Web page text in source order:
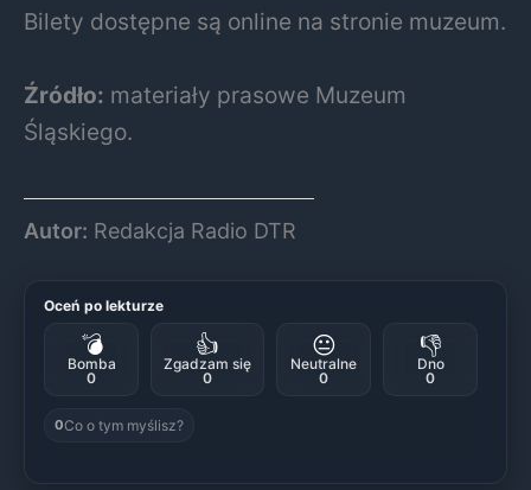
Bilety dostępne są online na stronie muzeum.
Źródło: materiały prasowe Muzeum
Śląskiego.
Autor: Redakcja Radio DTR
Oceń po lekturze
💣
Bomba
0
👍
Zgadzam się
0
😐
Neutralne
0
👎
Dno
0
0Co o tym myślisz?